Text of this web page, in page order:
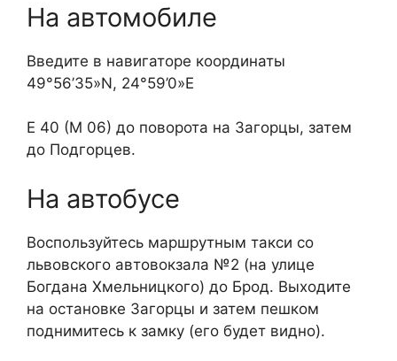
На автомобиле
Введите в навигаторе координаты
49°56’35»N, 24°59’0»E
Е 40 (М 06) до поворота на Загорцы, затем
до Подгорцев.
На автобусе
Воспользуйтесь маршрутным такси со
львовского автовокзала №2 (на улице
Богдана Хмельницкого) до Брод. Выходите
на остановке Загорцы и затем пешком
поднимитесь к замку (его будет видно).